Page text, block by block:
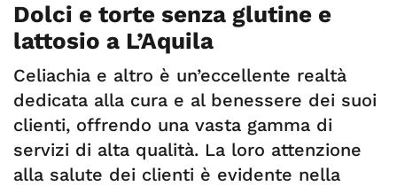
Dolci e torte senza glutine e
lattosio a L’Aquila
Celiachia e altro è un’eccellente realtà
dedicata alla cura e al benessere dei suoi
clienti, offrendo una vasta gamma di
servizi di alta qualità. La loro attenzione
alla salute dei clienti è evidente nella